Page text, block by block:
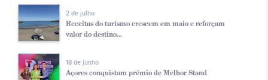
2 de julho
Receitas do turismo crescem em maio e reforçam
valor do destino...
18 de junho
Açores conquistam prémio de Melhor Stand